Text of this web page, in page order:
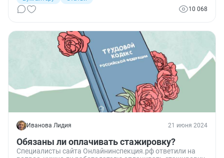
порядке подать нельзя. Разбираемся в нюансах.
10 068
Иванова Лидия 21 июня 2024
Обязаны ли оплачивать стажировку?
Специалисты сайта Онлайнинспекция.рф ответили на